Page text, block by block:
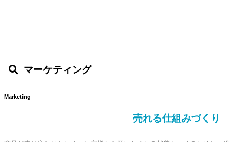
マーケティング
Marketing
売れる仕組みづくり